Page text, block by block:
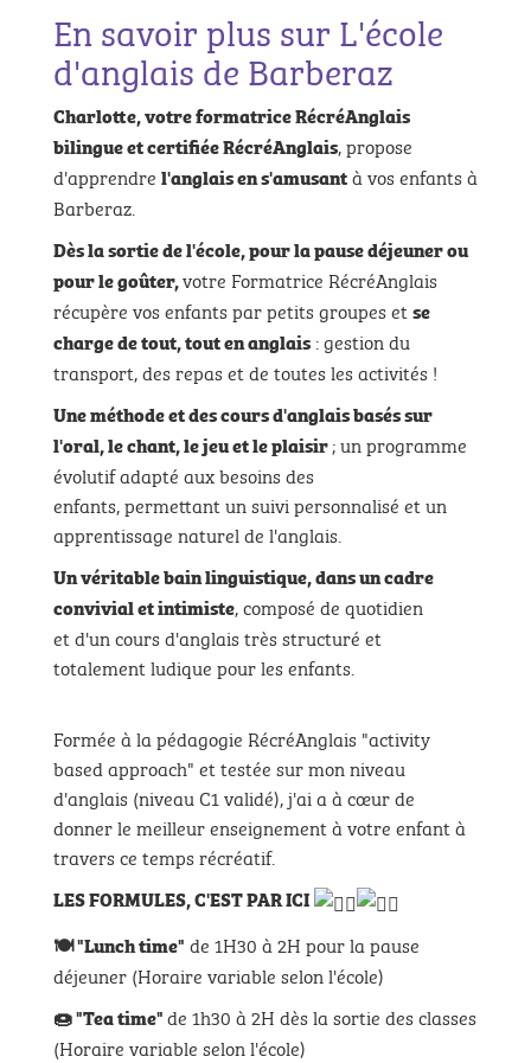
En savoir plus sur L'école
d'anglais de Barberaz
Charlotte, votre formatrice RécréAnglais
bilingue et certifiée RécréAnglais, propose
d'apprendre l'anglais en s'amusantà vos enfants à
Barberaz.
Dès la sortie de l'école, pour la pause déjeuner ou
pour le goûter,votre Formatrice RécréAnglais
récupère vos enfants par petits groupes etse
charge de tout, tout en anglais : gestion du
transport, des repas et de toutes les activités !
Une méthode et des cours d'anglais basés sur
l'oral, le chant, le jeu et le plaisir; un programme
évolutif adapté aux besoins des
enfants, permettant un suivi personnalisé et un
apprentissage naturel de l'anglais.
Un véritable bain linguistique,dans un cadre
convivial et intimiste, composé de quotidien
et d'un cours d'anglais très structuré et
totalement ludique pour les enfants.
Formée à la pédagogie RécréAnglais "activity
based approach" et testée sur mon niveau
d'anglais (niveau C1 validé), j'ai a à cœur de
donner le meilleur enseignement à votre enfant à
travers ce temps récréatif.
LES FORMULES, C'EST PAR ICI
🍽 "Lunch time" de 1H30 à 2H pour la pause
déjeuner (Horaire variable selon l'école)
🍩 "Tea time"de 1h30 à 2H dès la sortie des classes
(Horaire variable selon l'école)